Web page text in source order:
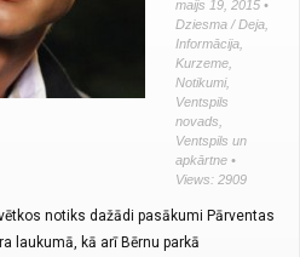
maijs 19, 2015 •
Dziesma / Deja
Informācija
Kurzeme
Notikumi,
Ventspils
novads
Ventspils un
apkārtne •
Views: 2909
notiks dažādi pasākumi Pārventas
laukumā, kā arī Bērnu parkā